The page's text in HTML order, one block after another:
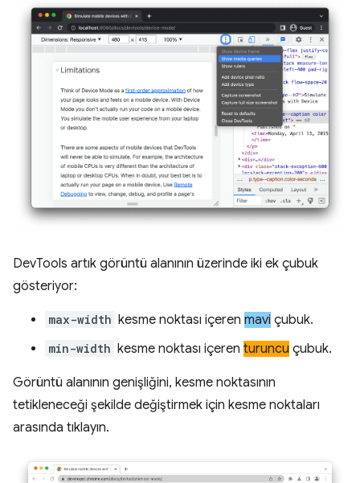
DevTools artık görüntü alanının üzerinde iki ek çubuk
gösteriyor:
max-width kesme noktası içeren mavi çubuk.
min-width kesme noktası içeren turuncu çubuk.
Görüntü alanının genişliğini, kesme noktasının
tetikleneceği şekilde değiştirmek için kesme noktaları
arasında tıklayın.